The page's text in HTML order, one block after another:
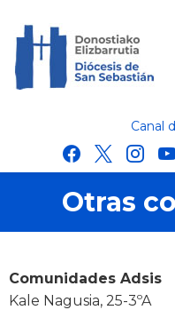
Canal
facebook
x
Otras
Comunidades Adsis
Kale Nagusia, 25-3ºA